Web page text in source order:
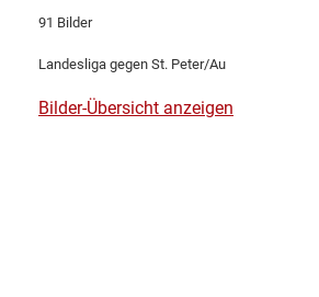
91 Bilder
Landesliga gegen St. Peter/Au
Bilder-Übersicht anzeigen